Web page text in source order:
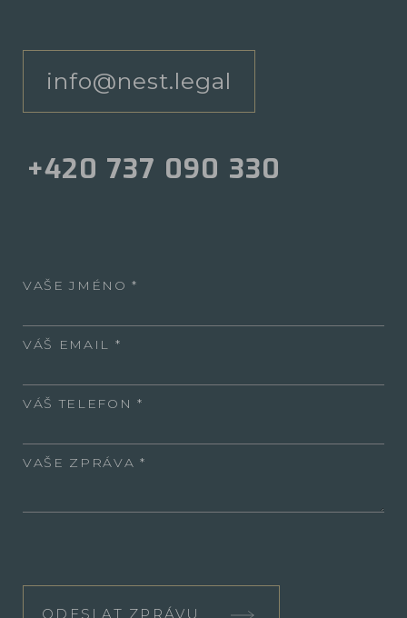
info@nest.legal
+420 737 090 330
VAŠE JMÉNO
VÁŠ EMAIL
VÁŠ TELEFON
VAŠE ZPRÁVA
ODESLAT ZPRÁVU